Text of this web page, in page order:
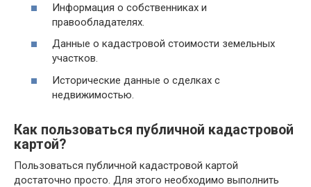
Информация о собственниках и
правообладателях.
Данные о кадастровой стоимости земельных
участков.
Исторические данные о сделках с
недвижимостью.
Как пользоваться публичной кадастровой
картой?
Пользоваться публичной кадастровой картой
достаточно просто. Для этого необходимо выполнить